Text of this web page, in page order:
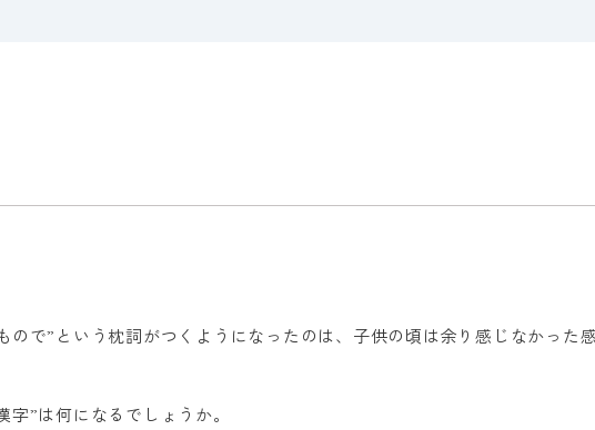
で”という枕詞がつくようになったのは、子供の頃は余り感じなかった
”は何になるでしょうか。